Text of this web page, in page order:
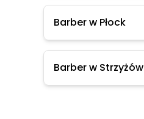
Barber w Płock
Barber w Strzyżów